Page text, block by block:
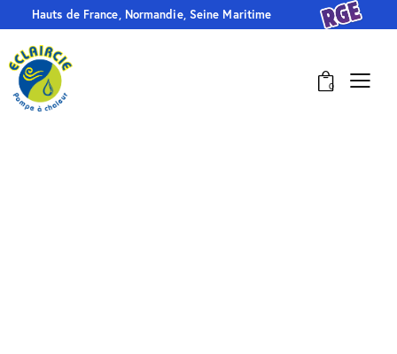
Hauts de France, Normandie, Seine Maritime
0